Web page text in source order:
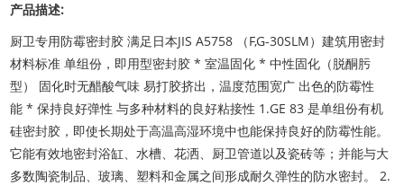
产品描述:
厨卫专用防霉密封胶 满足日本JIS A5758 （F,G-30SLM）建筑用密封
材料标准 单组份，即用型密封胶 * 室温固化 * 中性固化（脱酮肟
型） 固化时无醋酸气味 易打胶挤出，温度范围宽广 出色的防霉性
能 * 保持良好弹性 与多种材料的良好粘接性 1.GE 83 是单组份有机
硅密封胶，即使长期处于高温高湿环境中也能保持良好的防霉性能。
它能有效地密封浴缸、水槽、花洒、厨卫管道以及瓷砖等；并能与大
多数陶瓷制品、玻璃、塑料和金属之间形成耐久弹性的防水密封。 2.